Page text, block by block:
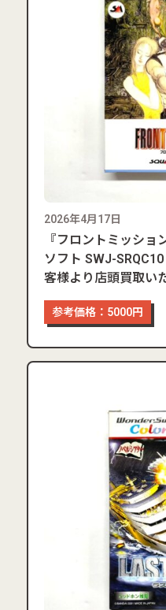
2026年4月17日
『フロントミッショ
ソフト SWJ-
客様より店頭買取い
参考価格：5000円